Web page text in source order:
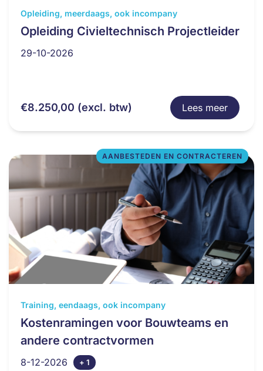
Opleiding, meerdaags, ook incompany
Opleiding Civieltechnisch Projectleider
29-10-2026
€8.250,00 (excl. btw) Lees meer
Dit
product
meerdere
kan
op
productpagina
Training, eendaags, ook incompany
Kostenramingen voor Bouwteams en
andere contractvormen
8-12-2026 + 1
AANBESTEDEN EN CONTRACTEREN
Dit
product
heeft
meerdere
variaties.